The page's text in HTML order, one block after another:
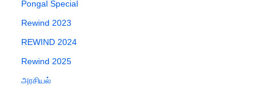
Pongal Special
Rewind 2023
REWIND 2024
Rewind 2025
அரசியல்